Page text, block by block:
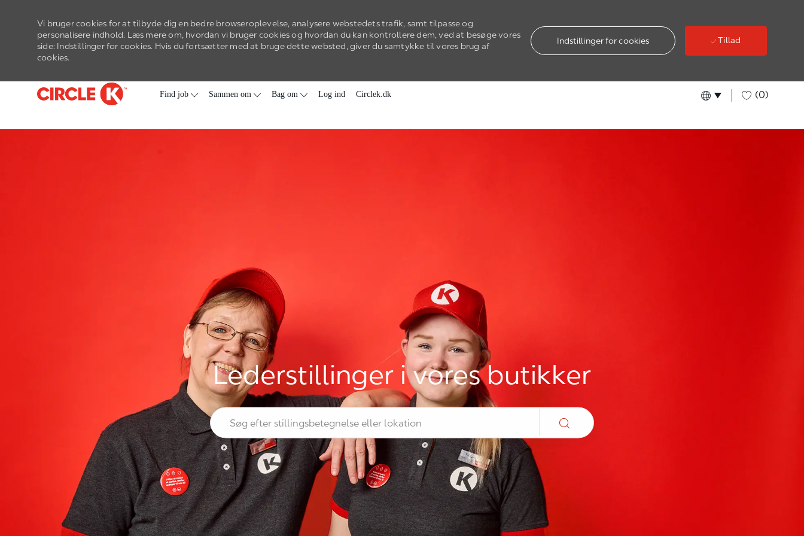
Vi bruger cookies for at tilbyde dig en bedre browseroplevelse, analysere webstedets trafik, samt tilpasse og
personalisere indhold. Læs mere om, hvordan vi bruger cookies og hvordan du kan kontrollere dem, ved at besøge vores
side: Indstillinger for cookies. Hvis du fortsætter med at bruge dette websted, giver du samtykke til vores brug af
cookies.
Indstillinger for cookies Tillad
Gå til hovedmenu
Find job Sammen om Bag om Log ind Circlek.dk Language selected
Danish
Denmark (0)
Lederstillinger i vores butikker
Søg efter stillingsbetegnelse eller lokation